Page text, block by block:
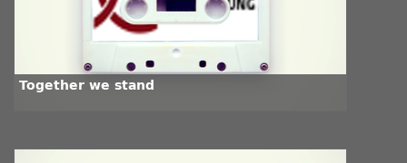
Together we stand